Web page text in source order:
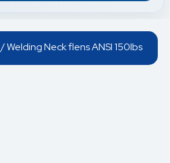
/ Welding Neck flens ANSI 150lbs